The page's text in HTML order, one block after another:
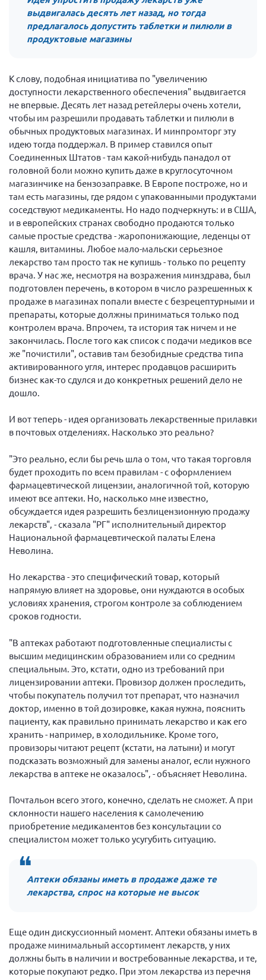
Первый съезд
Второй съезд
Пятый съезд
Шестой съезд
ОФ «Фонд содействия больным рассеянным
склерозом»
Новости: Казахстан
Письма и официальные ответы
Нормативно-правовые документы
Методическая литература для НКО
Публичные отчеты
Исследования, аналитика, мнения
Всероссийская онлайн конференция
"Рассеянный склероз. XX лет работы
ОООИБРС" (25-29.08.2020)
Всероссийская конференция-тренинг
"Рассеянный склероз: новые реалии" (26-
29.05.2022)
Алтайский край
Архангельская область
Брянская область
Владимирская область
Волгоградская область
Воронежская область
Ивановская область
Калининградская область
Кемеровская область
Кировская область
Краснодарский край
Липецкая область
Ленинградская область
г. Москва
Московская область
Мурманская область
Нижегородская область
Новгородская область
Новосибирская область
Омская область
Оренбургская область
Пензенская область
Республика Башкортостан
Республика Бурятия
Республика Карелия
Республика Хакасия
Ростовская область
г. Санкт-Петербург
выдвигалась десять лет назад, но тогда
предлагалось допустить таблетки и пилюли в
продуктовые магазины
К слову, подобная инициатива по "увеличению
доступности лекарственного обеспечения" выдвигается
не впервые. Десять лет назад ретейлеры очень хотели,
чтобы им разрешили продавать таблетки и пилюли в
обычных продуктовых магазинах. И минпромторг эту
идею тогда поддержал. В пример ставился опыт
Соединенных Штатов - там какой-нибудь панадол от
головной боли можно купить даже в круглосуточном
магазинчике на бензозаправке. В Европе построже, но и
там есть магазины, где рядом с упакованными продуктами
соседствуют медикаменты. Но надо подчеркнуть: и в США,
и в европейских странах свободно продаются только
самые простые средства - жаропонижающие, леденцы от
кашля, витамины. Любое мало-мальски серьезное
лекарство там просто так не купишь - только по рецепту
врача. У нас же, несмотря на возражения минздрава, был
подготовлен перечень, в котором в число разрешенных к
продаже в магазинах попали вместе с безрецептурными и
препараты, которые должны приниматься только под
контролем врача. Впрочем, та история так ничем и не
закончилась. После того как список с подачи медиков все
же "почистили", оставив там безобидные средства типа
активированного угля, интерес продавцов расширить
бизнес как-то сдулся и до конкретных решений дело не
дошло.
И вот теперь - идея организовать лекарственные прилавки
в почтовых отделениях. Насколько это реально?
"Это реально, если бы речь шла о том, что такая торговля
будет проходить по всем правилам - с оформлением
фармацевтической лицензии, аналогичной той, которую
имеют все аптеки. Но, насколько мне известно,
обсуждается идея разрешить безлицензионную продажу
лекарств", - сказала "РГ" исполнительный директор
Национальной фармацевтической палаты Елена
Неволина.
Но лекарства - это специфический товар, который
напрямую влияет на здоровье, они нуждаются в особых
условиях хранения, строгом контроле за соблюдением
сроков годности.
"В аптеках работают подготовленные специалисты с
высшим медицинским образованием или со средним
специальным. Это, кстати, одно из требований при
лицензировании аптеки. Провизор должен проследить,
чтобы покупатель получил тот препарат, что назначил
доктор, именно в той дозировке, какая нужна, пояснить
пациенту, как правильно принимать лекарство и как его
хранить - например, в холодильнике. Кроме того,
провизоры читают рецепт (кстати, на латыни) и могут
подсказать возможный для замены аналог, если нужного
лекарства в аптеке не оказалось", - объясняет Неволина.
Почтальон всего этого, конечно, сделать не сможет. А при
склонности нашего населения к самолечению
приобретение медикаментов без консультации со
специалистом может только усугубить ситуацию.
Аптеки обязаны иметь в продаже даже те
лекарства, спрос на которые не высок
Еще один дискуссионный момент. Аптеки обязаны иметь в
продаже минимальный ассортимент лекарств, у них
должны быть в наличии и востребованные лекарства, и те,
которые покупают редко. При этом лекарства из перечня